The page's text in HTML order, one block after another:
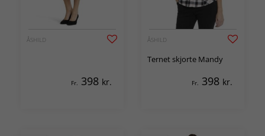
ÅSHILD
Fr. 398 kr.
ÅSHILD
Ternet skjorte Mandy
Fr. 398 kr.